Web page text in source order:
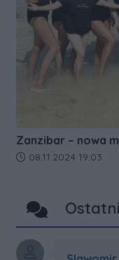
Zanzibar – nowa
Data dodania artykułu:
08.11.2024 19:03